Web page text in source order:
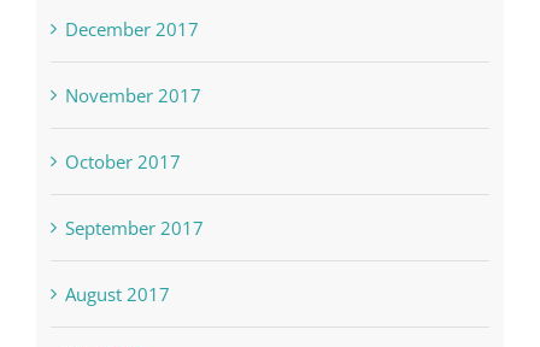
December 2017
November 2017
October 2017
September 2017
August 2017